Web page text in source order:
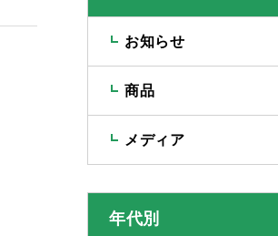
お知らせ
商品
メディア
年代別